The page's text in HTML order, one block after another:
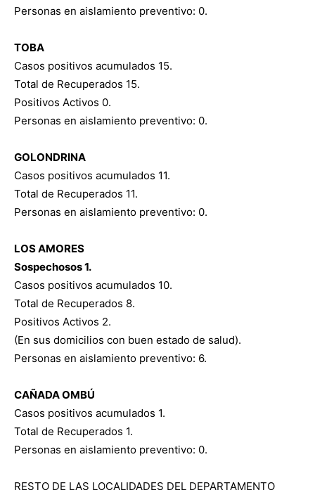
Personas en aislamiento preventivo: 0.
TOBA
Casos positivos acumulados 15.
Total de Recuperados 15.
Positivos Activos 0.
Personas en aislamiento preventivo: 0.
GOLONDRINA
Casos positivos acumulados 11.
Total de Recuperados 11.
Personas en aislamiento preventivo: 0.
LOS AMORES
Sospechosos 1.
Casos positivos acumulados 10.
Total de Recuperados 8.
Positivos Activos 2.
(En sus domicilios con buen estado de salud).
Personas en aislamiento preventivo: 6.
CAÑADA OMBÚ
Casos positivos acumulados 1.
Total de Recuperados 1.
Personas en aislamiento preventivo: 0.
RESTO DE LAS LOCALIDADES DEL DEPARTAMENTO